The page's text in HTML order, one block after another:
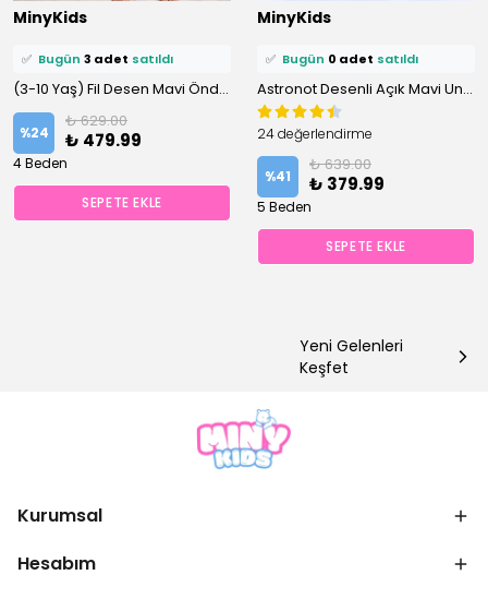
MinyKids
3 kişi
✅ Bugün 3 adet satıldı
(3-10 Yaş) Fil Desen Mavi Önden Düğmeli Şortlu Erkek Çocuk Pijama Takım
%24
₺ 629.00
₺ 479.99
4 Beden
SEPETE EKLE
MinyKids
4 kişi
✅ Bugün 0 adet satıldı
Astronot Desenli Açık Mavi Unisex Pijama Takımı
24 değerlendirme
%41
₺ 639.00
₺ 379.99
5 Beden
SEPETE EKLE
Yeni Gelenleri
Keşfet
Kurumsal
Hesabım